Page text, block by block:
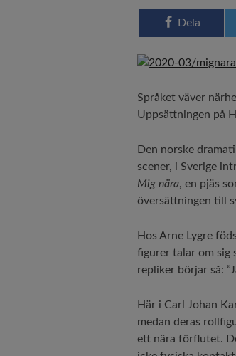
Dela
Språket väver
Uppsättningen på
Den norske
scener, i Sverige
Mig nära, en pjäs
översättningen till
Hos Arne Lygre
figurer talar om sig
repliker börjar så:
Här i Carl Johan
medan deras
ett nära förflutet.